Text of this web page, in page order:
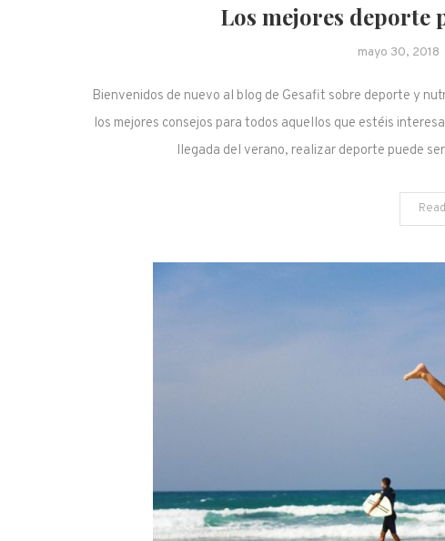
Los mejores deporte
mayo 30, 2018
Bienvenidos de nuevo al blog de Gesafit sobre deporte y
los mejores consejos para todos aquellos que estéis
llegada del verano, realizar deporte puede